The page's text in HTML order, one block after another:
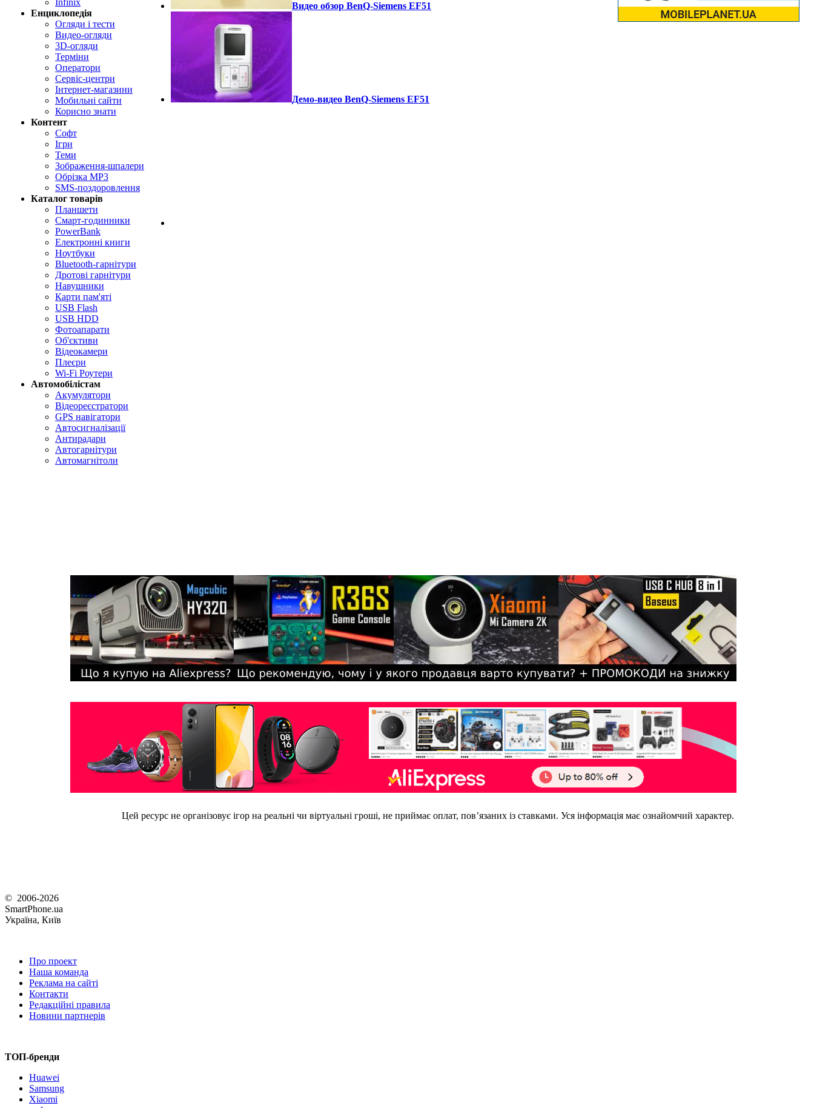
Infinix
Енциклопедія
Огляди і тести
Видео-огляди
3D-огляди
Терміни
Оператори
Сервіс-центри
Інтернет-магазини
Мобильні сайти
Корисно знати
Контент
Софт
Ігри
Теми
Зображення-шпалери
Обрізка MP3
SMS-поздоровлення
Каталог товарів
Планшети
Смарт-годинники
PowerBank
Електронні книги
Ноутбуки
Bluetooth-гарнітури
Дротові гарнітури
Навушники
Карти пам'яті
USB Flash
USB HDD
Фотоапарати
Об'єктиви
Відеокамери
Плеєри
Wi-Fi Роутери
Автомобілістам
Акумулятори
Відеореєстратори
GPS навігатори
Автосигналізації
Антирадари
Автогарнітури
Автомагнітоли
Видео обзор BenQ-Siemens EF51
Демо-видео BenQ-Siemens EF51
Цей ресурс не організовує ігор на реальні чи віртуальні гроші, не приймає оплат, пов’язаних із ставками. Уся інформація має ознайомчий характер.
© 2006-2026
SmartPhone.ua
Україна, Київ
Про проект
Наша команда
Реклама на сайті
Контакти
Редакційні правила
Новини партнерів
ТОП-бренди
Huawei
Samsung
Xiaomi